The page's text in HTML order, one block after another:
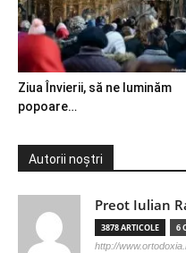
Ziua Învierii, să ne luminăm
popoare…
Autorii noștri
Preot Iulian
3878 ARTICOLE 6
http://